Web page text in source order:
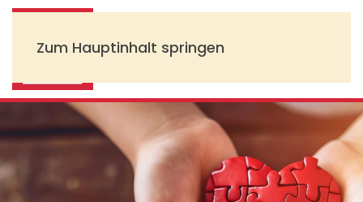
Zum Hauptinhalt springen